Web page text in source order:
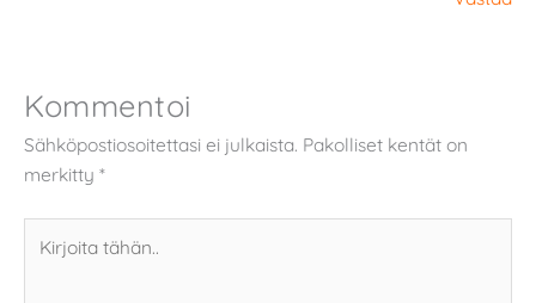
Kommentoi
Sähköpostiosoitettasi ei julkaista. Pakolliset kentät on
merkitty *
tähän..